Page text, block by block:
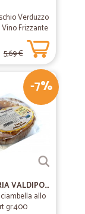
Verduzzo
Frizzante
5,69 €
-7%
PASTICCERIA VALDIPORRO
allo
gr.400